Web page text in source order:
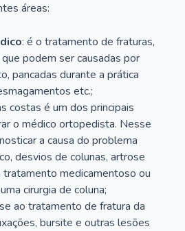
áreas:
: é o tratamento de fraturas,
podem ser causadas por
pancadas durante a prática
etc.;
costas é um dos principais
o médico ortopedista. Nesse
a causa do problema
desvios de colunas, artrose
tratamento medicamentoso ou
cirurgia de coluna;
ao tratamento de fratura da
bursite e outras lesões